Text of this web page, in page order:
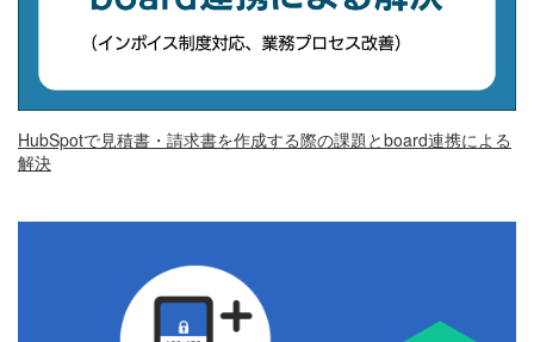
HubSpotで見積書・請求書を作成する際の課題とboard連携による
解決